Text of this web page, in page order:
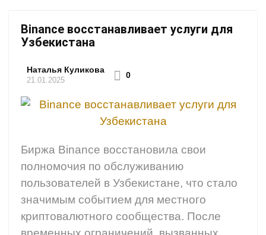
Binance восстанавливает услуги для
Узбекистана
Наталья Куликова
21.01.2025
0
Биржа Binance восстановила свои
полномочия по обслуживанию
пользователей в Узбекистане, что стало
значимым событием для местного
криптовалютного сообщества. После